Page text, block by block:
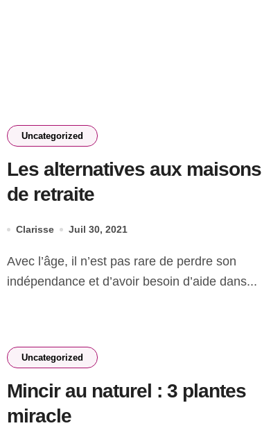
Uncategorized
Les alternatives aux maisons
de retraite
Clarisse Juil 30, 2021
Avec l’âge, il n’est pas rare de perdre son
indépendance et d’avoir besoin d’aide dans...
Uncategorized
Mincir au naturel : 3 plantes
miracle